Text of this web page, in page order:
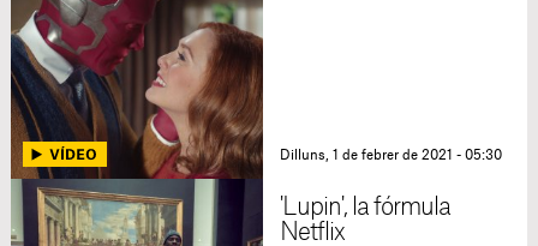
Dilluns, 1 de febrer de 2021 - 05:30
'Lupin', la fórmula
Netflix